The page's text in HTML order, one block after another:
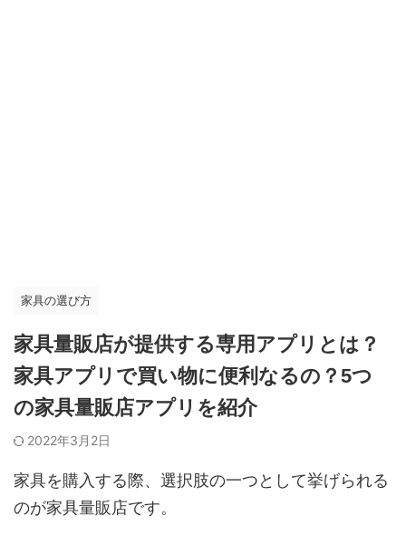
家具の選び方
家具量販店が提供する専用アプリとは？
家具アプリで買い物に便利なるの？5つ
の家具量販店アプリを紹介
2022年3月2日
家具を購入する際、選択肢の一つとして挙げられる
のが家具量販店です。